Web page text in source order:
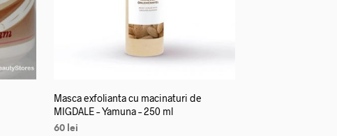
Masca exfolianta cu macinaturi de
MIGDALE – Yamuna – 250 ml
60 lei